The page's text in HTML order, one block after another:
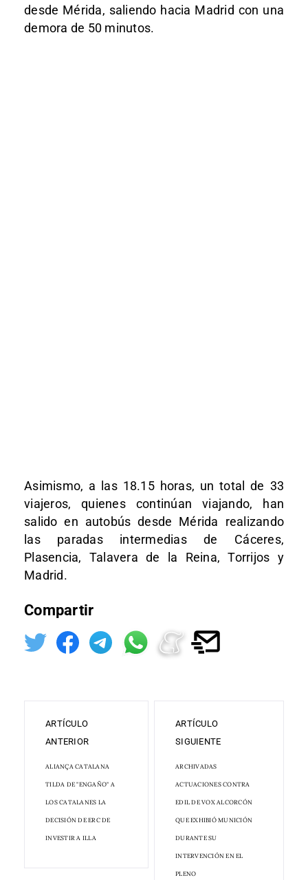
desde Mérida, saliendo hacia Madrid con una
demora de 50 minutos.
Asimismo, a las 18.15 horas, un total de 33
viajeros, quienes continúan viajando, han
salido en autobús desde Mérida realizando
las paradas intermedias de Cáceres,
Plasencia, Talavera de la Reina, Torrijos y
Madrid.
Compartir
ARTÍCULO
ANTERIOR
ALIANÇA CATALANA
TILDA DE "ENGAÑO" A
LOS CATALANES LA
DECISIÓN DE ERC DE
INVESTIR A ILLA
ARTÍCULO
SIGUIENTE
ARCHIVADAS
ACTUACIONES CONTRA
EDIL DE VOX ALCORCÓN
QUE EXHIBIÓ MUNICIÓN
DURANTE SU
INTERVENCIÓN EN EL
PLENO